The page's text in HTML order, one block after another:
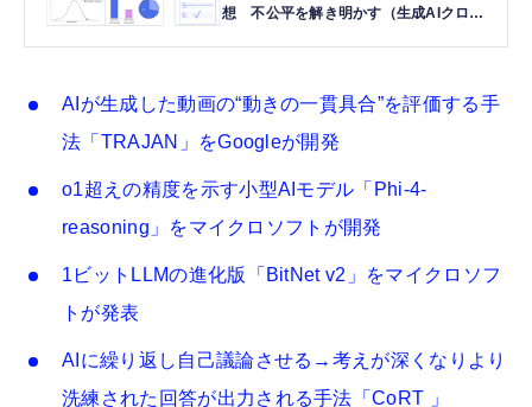
想 不公平を解き明かす（生成AIクロー
AIが生成した動画の“動きの一貫具合”を評価する手
法「TRAJAN」をGoogleが開発
o1超えの精度を示す小型AIモデル「Phi-4-
reasoning」をマイクロソフトが開発
1ビットLLMの進化版「BitNet v2」をマイクロソフ
トが発表
AIに繰り返し自己議論させる→考えが深くなりより
洗練された回答が出力される手法「CoRT 」